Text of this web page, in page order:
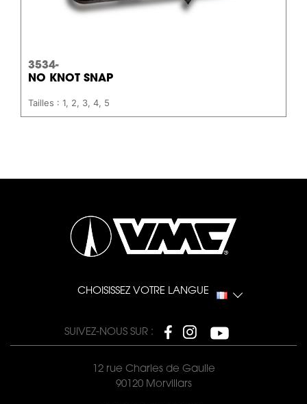
3534-
NO KNOT SNAP
Tailles : 1, 2, 3, 4, 5
CHOISISSEZ VOTRE LANGUE
SUIVEZ-NOUS SUR :
12 rue Charles de Gaulle
90120 Morvillars